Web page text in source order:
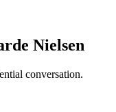
Nielsen
conversation.